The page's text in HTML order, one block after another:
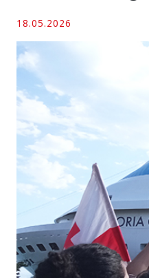
18.05.2026